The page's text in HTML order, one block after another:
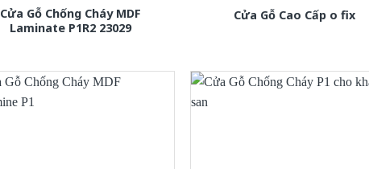
Cửa Gỗ Chống Cháy MDF
Laminate P1R2 23029
Cửa Gỗ Cao Cấp o fix